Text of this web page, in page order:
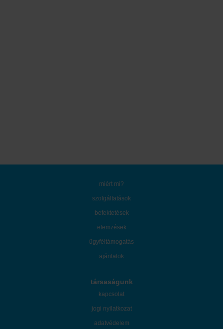
miért mi?
szolgáltatások
befektetések
elemzések
ügyféltámogatás
ajánlatok
társaságunk
kapcsolat
jogi nyilatkozat
adatvédelem